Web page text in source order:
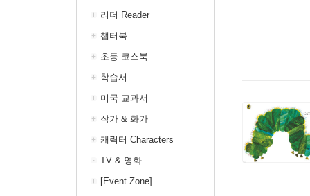
리더 Reader
챕터북
초등 코스북
학습서
미국 교과서
작가 & 화가
캐릭터 Characters
TV & 영화
[Event Zone]